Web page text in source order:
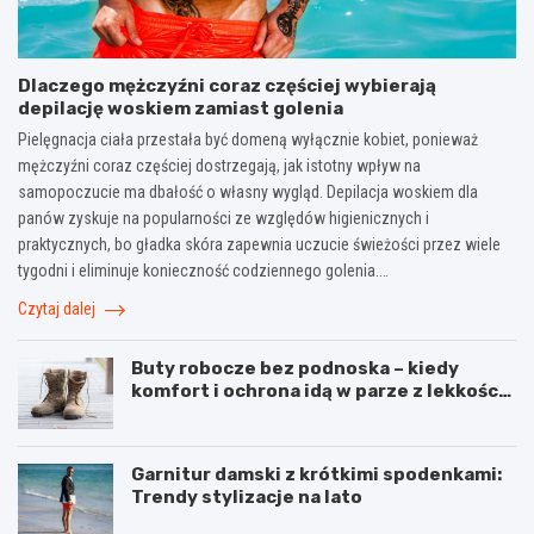
Dlaczego mężczyźni coraz częściej wybierają
depilację woskiem zamiast golenia
Pielęgnacja ciała przestała być domeną wyłącznie kobiet, ponieważ
mężczyźni coraz częściej dostrzegają, jak istotny wpływ na
samopoczucie ma dbałość o własny wygląd. Depilacja woskiem dla
panów zyskuje na popularności ze względów higienicznych i
praktycznych, bo gładka skóra zapewnia uczucie świeżości przez wiele
tygodni i eliminuje konieczność codziennego golenia.…
Czytaj dalej
Buty robocze bez podnoska – kiedy
komfort i ochrona idą w parze z lekkością
Garnitur damski z krótkimi spodenkami:
Trendy stylizacje na lato